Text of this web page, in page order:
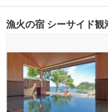
漁火の宿 シーサイド観